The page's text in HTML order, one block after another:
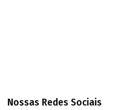
Nossas Redes Sociais